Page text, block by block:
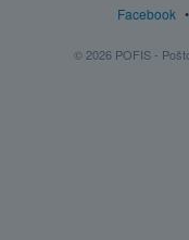
Facebook
© 2026 POFIS -